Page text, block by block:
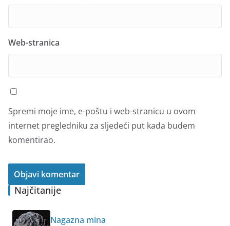
Web-stranica
Spremi moje ime, e-poštu i web-stranicu u ovom
internet pregledniku za sljedeći put kada budem
komentirao.
Najčitanije
Nagazna mina